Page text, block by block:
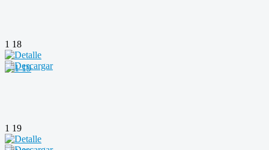
1 18
1 19